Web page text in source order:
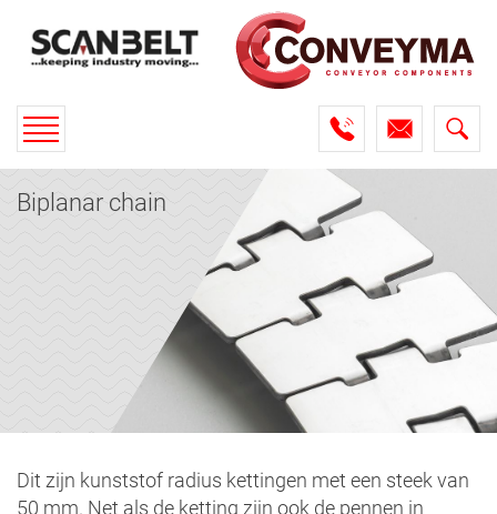
Toggle
navigation
Biplanar chain
Dit zijn kunststof radius kettingen met een steek van
50 mm. Net als de ketting zijn ook de pennen in